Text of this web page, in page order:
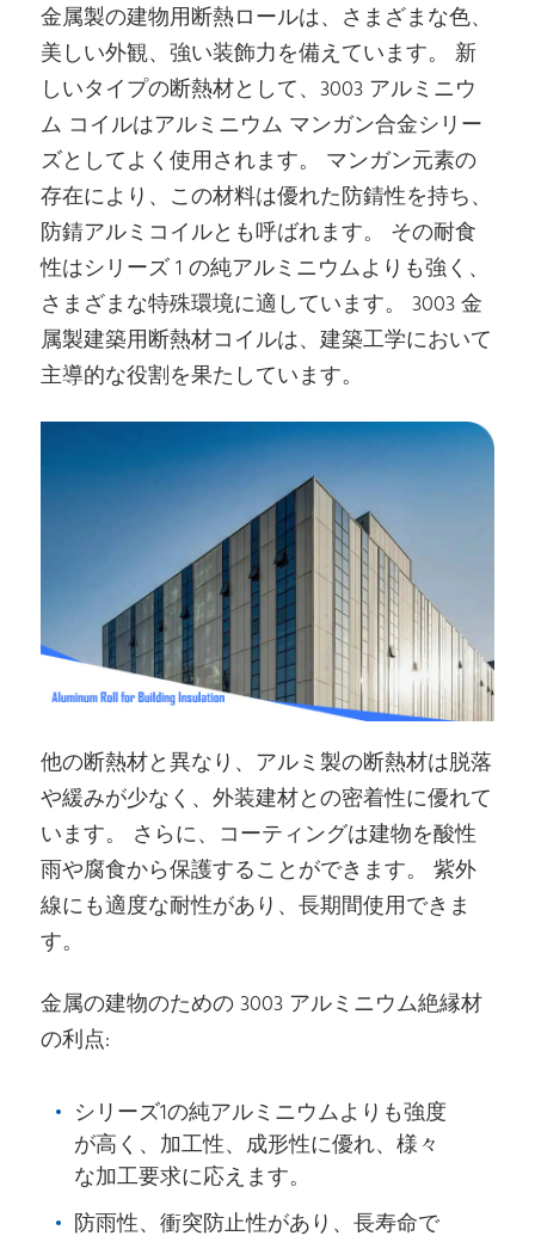
金属製の建物用断熱ロールは、さまざまな色、
美しい外観、強い装飾力を備えています。 新
しいタイプの断熱材として、3003 アルミニウ
ム コイルはアルミニウム マンガン合金シリー
ズとしてよく使用されます。 マンガン元素の
存在により、この材料は優れた防錆性を持ち、
防錆アルミコイルとも呼ばれます。 その耐食
性はシリーズ 1 の純アルミニウムよりも強く、
さまざまな特殊環境に適しています。 3003 金
属製建築用断熱材コイルは、建築工学において
主導的な役割を果たしています。
他の断熱材と異なり、アルミ製の断熱材は脱落
や緩みが少なく、外装建材との密着性に優れて
います。 さらに、コーティングは建物を酸性
雨や腐食から保護することができます。 紫外
線にも適度な耐性があり、長期間使用できま
す。
金属の建物のための 3003 アルミニウム絶縁材
の利点:
シリーズ1の純アルミニウムよりも強度
が高く、加工性、成形性に優れ、様々
な加工要求に応えます。
防雨性、衝突防止性があり、長寿命で